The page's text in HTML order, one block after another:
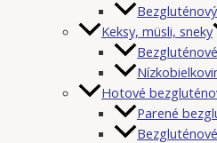
Keksy, müsli, sneky
Hotové
Parené